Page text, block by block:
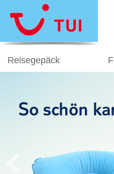
Reisegepäck